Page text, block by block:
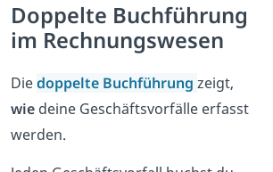
Doppelte Buchführung
im Rechnungswesen
Diedoppelte Buchführung zeigt,
wiedeine Geschäftsvorfälle erfasst
werden.